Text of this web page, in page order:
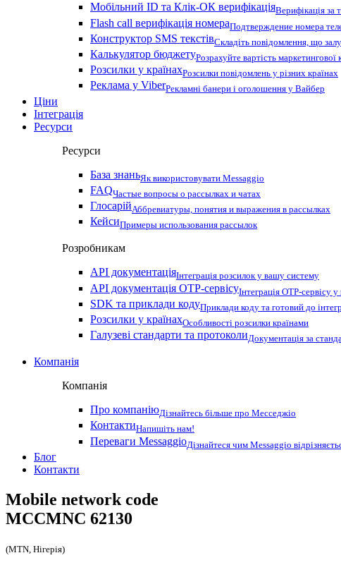
Мобільний ID та Клік-ОК верифікаціяВерифікація
Flash call верифікація номераПодтверждение номера
Конструктор SMS текстівСкладіть повідомлення, що
Калькулятор бюджетуРозрахуйте вартість маркетингової
Розсилки у країнахРозсилки повідомлень у різних країнах
Реклама у ViberРекламні банери і оголошення у Вайбер
Ціни
Інтеграція
Ресурси
Ресурси
База знаньЯк використовувати Messaggio
FAQЧастые вопросы о рассылках и чатах
ГлосарійАббревиатуры, понятия и выражения в рассылках
КейсиПримеры использования рассылок
Розробникам
API документаціяІнтеграція розсилок у вашу систему
API документація OTP-сервісуІнтеграція OTP-сервісу
SDK та приклади кодуПриклади коду та готовий до
Розсилки у країнахОсобливості розсилки країнами
Галузеві стандарти та протоколиДокументація за
Компанія
Компанія
Про компаніюДізнайтесь більше про Месседжіо
КонтактиНапишіть нам!
Переваги MessaggioДізнайтеся чим Messaggio
Блог
Контакти
Mobile network code
MCCMNC 62130
(MTN, Нігерія)